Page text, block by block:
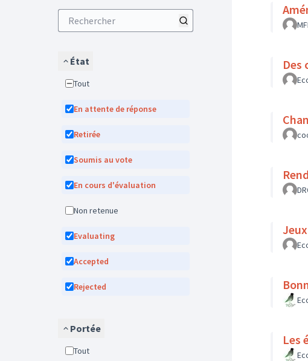
État
Tout
En attente de réponse
Retirée
Soumis au vote
En cours d'évaluation
Non retenue
Evaluating
Accepted
Rejected
Portée
Tout
Des